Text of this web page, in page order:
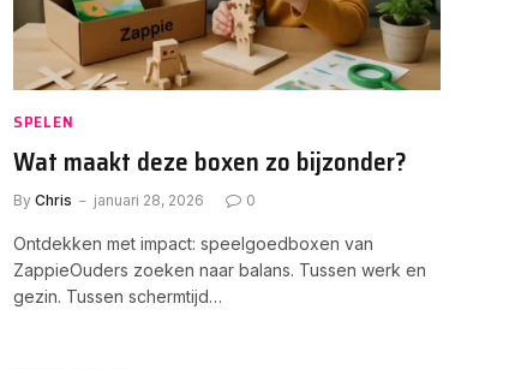
SPELEN
Wat maakt deze boxen zo bijzonder?
By Chris januari 28, 2026 0
Ontdekken met impact: speelgoedboxen van
ZappieOuders zoeken naar balans. Tussen werk en
gezin. Tussen schermtijd…